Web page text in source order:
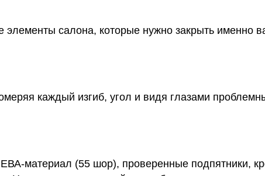
салона, которые нужно закрыть именно
каждый изгиб, угол и видя глазами
материал (55 шор), проверенные подпятники,